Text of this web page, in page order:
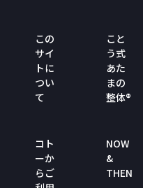
この
サイ
トに
つい
て
コト
ーか
らご
こと
う式
あた
まの
整体®
NOW
&
THEN